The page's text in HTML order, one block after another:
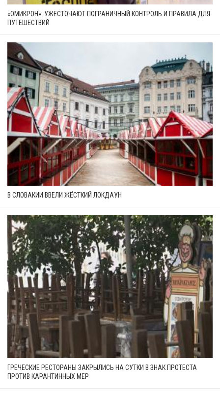
«ОМИКРОН»: УЖЕСТОЧАЮТ ПОГРАНИЧНЫЙ КОНТРОЛЬ И ПРАВИЛА ДЛЯ
ПУТЕШЕСТВИЙ
В СЛОВАКИИ ВВЕЛИ ЖЁСТКИЙ ЛОКДАУН
ГРЕЧЕСКИЕ РЕСТОРАНЫ ЗАКРЫЛИСЬ НА СУТКИ В ЗНАК ПРОТЕСТА
ПРОТИВ КАРАНТИННЫХ МЕР